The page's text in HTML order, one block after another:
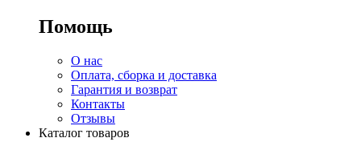
Помощь
О нас
Оплата, сборка и доставка
Гарантия и возврат
Контакты
Отзывы
Каталог товаров